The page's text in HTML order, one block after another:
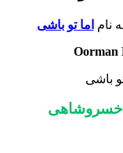
نام اما تو باشی
Oorman
خسروشاهی